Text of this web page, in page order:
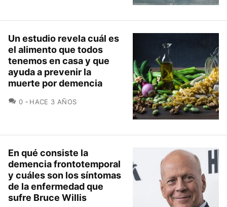
Un estudio revela cuál es
el alimento que todos
tenemos en casa y que
ayuda a prevenir la
muerte por demencia
0 COMENTARIOS
HACE 3 AÑOS
En qué consiste la
demencia frontotemporal
y cuáles son los síntomas
de la enfermedad que
sufre Bruce Willis